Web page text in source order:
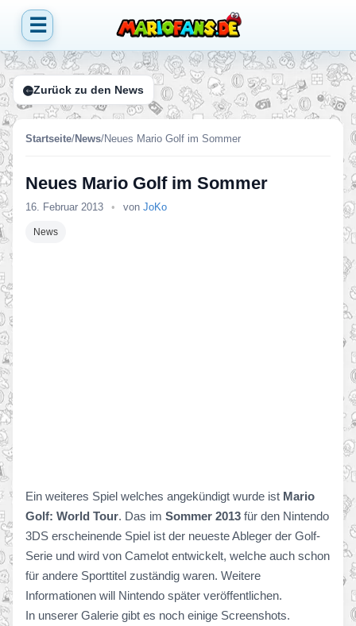
☰
Zurück zu den News
Startseite/News/Neues Mario Golf im Sommer
Neues Mario Golf im Sommer
16. Februar 2013 • von JoKo
News
Ein weiteres Spiel welches angekündigt wurde ist Mario
Golf: World Tour. Das im Sommer 2013 für den Nintendo
3DS erscheinende Spiel ist der neueste Ableger der Golf-
Serie und wird von Camelot entwickelt, welche auch schon
für andere Sporttitel zuständig waren. Weitere
Informationen will Nintendo später veröffentlichen.
In unserer Galerie gibt es noch einige Screenshots.